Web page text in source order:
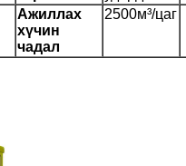
Ажиллах
хүчин
чадал
2500м³/цаг